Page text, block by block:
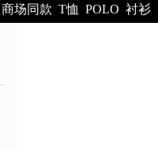
商场同款 T恤 POLO 衬衫